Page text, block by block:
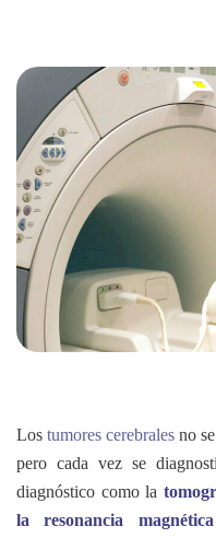
Lostumores cerebrales no
pero cada vez se
diagnóstico como la
la resonancia